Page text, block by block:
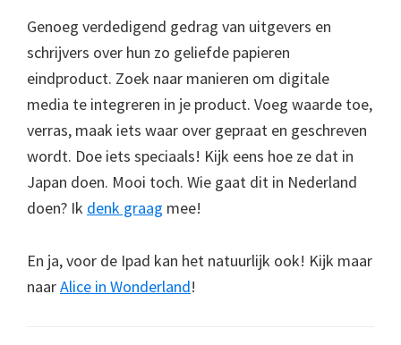
Genoeg verdedigend gedrag van uitgevers en
schrijvers over hun zo geliefde papieren
eindproduct. Zoek naar manieren om digitale
media te integreren in je product. Voeg waarde toe,
verras, maak iets waar over gepraat en geschreven
wordt. Doe iets speciaals! Kijk eens hoe ze dat in
Japan doen. Mooi toch. Wie gaat dit in Nederland
doen? Ik denk graag mee!
En ja, voor de Ipad kan het natuurlijk ook! Kijk maar
naarAlice in Wonderland!